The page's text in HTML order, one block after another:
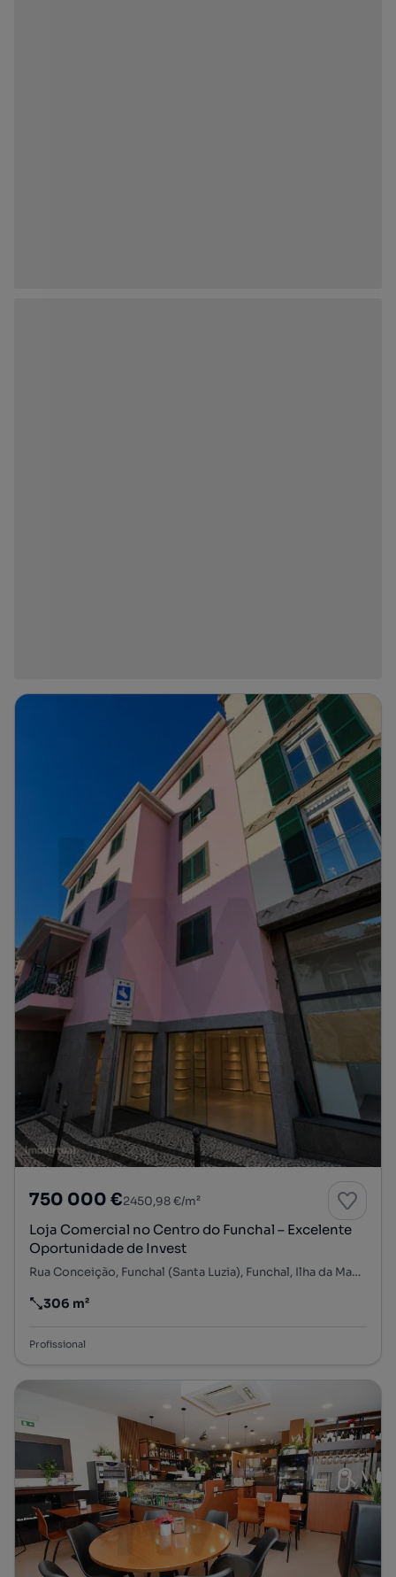
750 000 €2450,98 €/m²
Loja Comercial no Centro do Funchal – Excelente
Oportunidade de Invest
Rua Conceição, Funchal (Santa Luzia), Funchal, Ilha da Madeira
Preço por metro quadrado
306 m²
Profissional